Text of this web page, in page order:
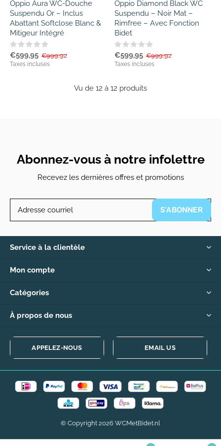
Oppio Aura WC-Douche
Suspendu Or – Inclus
Abattant Softclose Blanc &
Mitigeur Intégré
€599,95 €999,92
Taxes incluses
Oppio Diamond Black WC
Suspendu – Noir Mat –
Rimfree – Avec Fonction
Bidet
€599,95 €999,92
Taxes incluses
Vu de 12 à 12 produits
Abonnez-vous à notre infolettre
Recevez les dernières offres et promotions
S'ABONNER
Service à la clientèle
Mon compte
Catégories
À propos de nous
APPELEZ-NOUS EMAIL US
© Copyright 2026 WCMetBidet.nl